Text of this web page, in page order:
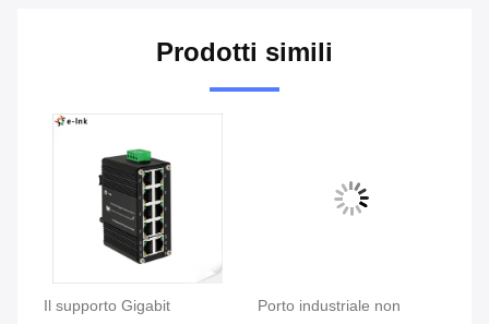
Prodotti simili
Il supporto Gigabit
Porto industriale non